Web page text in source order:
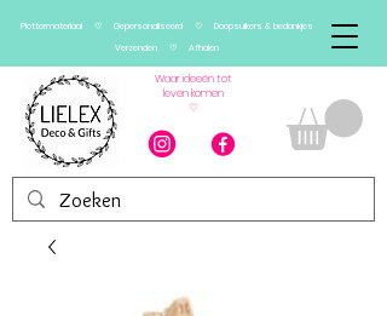
Plottermateriaal ♡ Gepersonaliseerd ♡ Doopsuikers & bedankjes
Verzenden ♡ Afhalen
Waar ideeën tot
leven komen
♡